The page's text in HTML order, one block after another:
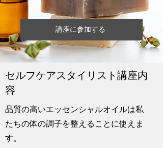
講座に参加する
セルフケアスタイリスト講座内
容
品質の高いエッセンシャルオイルは私
たちの体の調子を整えることに使えま
す。